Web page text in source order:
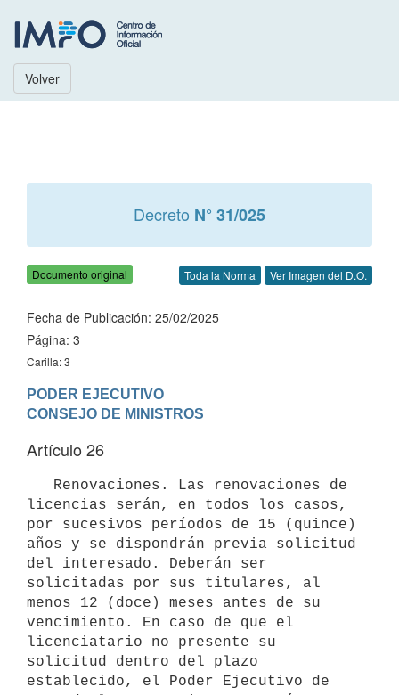
Volver
Decreto N° 31/025
Documento original Toda la Norma Ver Imagen del D.O.
Fecha de Publicación: 25/02/2025
Página: 3
Carilla: 3
PODER EJECUTIVO
Artículo 26
licencias serán, en todos los casos,
por sucesivos períodos de 15 (quince)
años y se dispondrán previa solicitud
del interesado. Deberán ser
solicitadas por sus titulares, al
menos 12 (doce) meses antes de su
vencimiento. En caso de que el
licenciatario no presente su
solicitud dentro del plazo
establecido, el Poder Ejecutivo de